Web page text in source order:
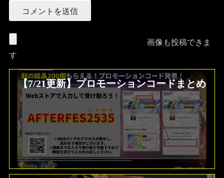
画像も投稿できま
す
【7/21更新】プロモーションコードまとめ